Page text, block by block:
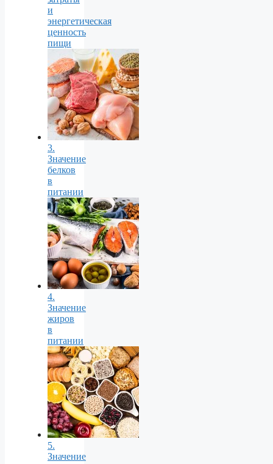
и
энергетическая
ценность
пищи
3.
Значение
белков
в
питании
4.
Значение
жиров
в
питании
5.
Значение